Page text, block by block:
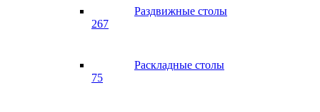
Раздвижные столы
267
Раскладные столы
75